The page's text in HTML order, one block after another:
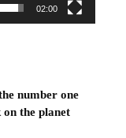
02:00
number one
on the planet